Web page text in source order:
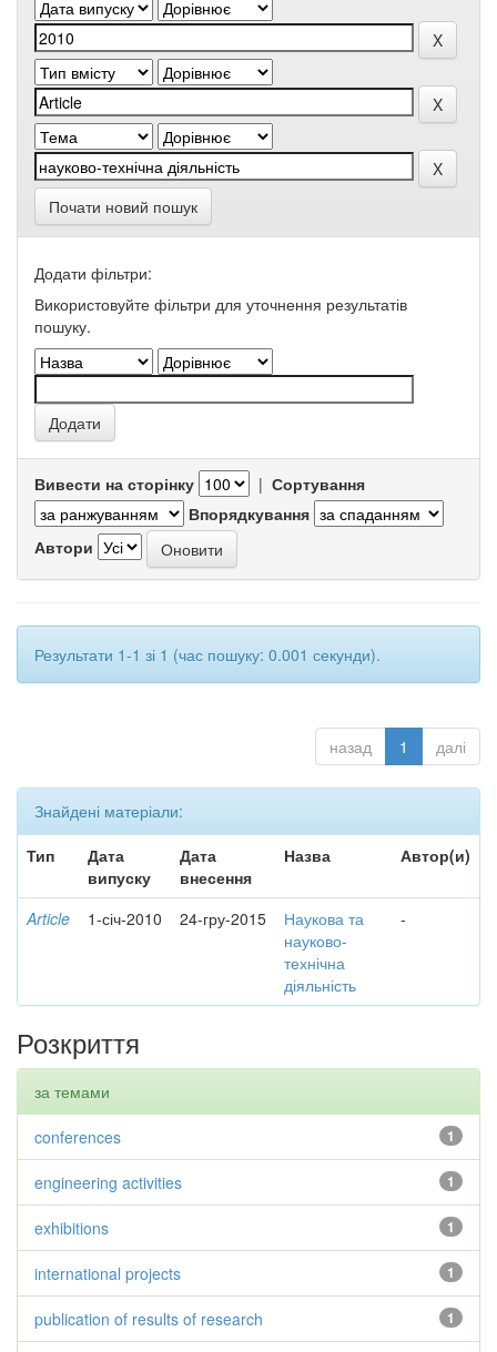
Почати новий пошук
Додати фільтри:
Використовуйте фільтри для уточнення результатів
пошуку.
Вивести на сторінку | Сортування
Впорядкування
Автори
Результати 1-1 зі 1 (час пошуку: 0.001 секунди).
назад 1 далі
Знайдені матеріали:
Тип
Дата
випуску
Дата
внесення
Назва Автор(и)
Article 1-січ-2010 24-гру-2015
Наукова та
науково-
технічна
діяльність
-
Розкриття
за темами
1
conferences
1
engineering activities
1
exhibitions
1
international projects
1
publication of results of research